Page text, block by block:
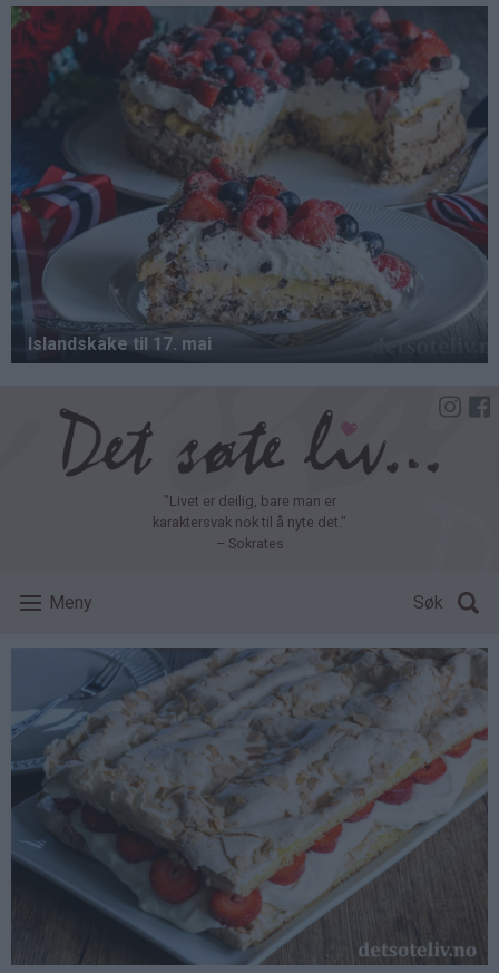
Hopp
hovedinnhold
"Livet er deilig, bare man er
karaktersvak nok til å nyte det."
– Sokrates
Meny Søk